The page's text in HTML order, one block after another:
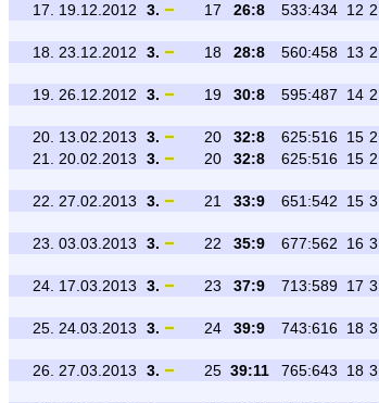
17. 19.12.2012 3. 17 26:8 533:434 12 2
18. 23.12.2012 3. 18 28:8 560:458 13 2
19. 26.12.2012 3. 19 30:8 595:487 14 2
20. 13.02.2013 3. 20 32:8 625:516 15 2
21.
20.02.2013 3. 20 32:8 625:516 15 2
22. 27.02.2013 3. 21 33:9 651:542 15 3
23. 03.03.2013 3. 22 35:9 677:562 16 3
24. 17.03.2013 3. 23 37:9 713:589 17 3
25. 24.03.2013 3. 24 39:9 743:616 18 3
26. 27.03.2013 3. 25 39:11 765:643 18 3